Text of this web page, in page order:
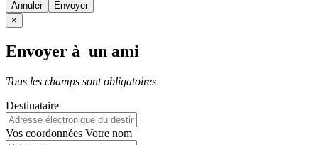
Annuler
×
Envoyer à un ami
Tous les champs sont obligatoires
Destinataire
Vos coordonnées Votre nom